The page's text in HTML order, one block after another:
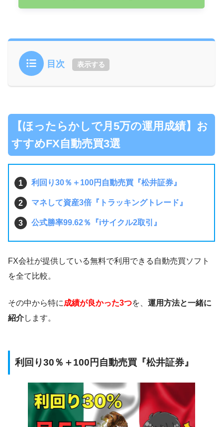
目次 表示する
【ほったらかしで月5万の運用成績】お
すすめFX自動売買3選
利回り30％＋100円自動売買『松井証券』
マネして資産3倍『トラッキングトレード』
公式勝率99.62％『iサイクル2取引』
FX会社が提供している無料で利用できる自動売買ソフト
を全て比較。
その中から特に成績が良かった3つを、 運用方法と一緒に
紹介します。
利回り30％＋100円自動売買『松井証券』